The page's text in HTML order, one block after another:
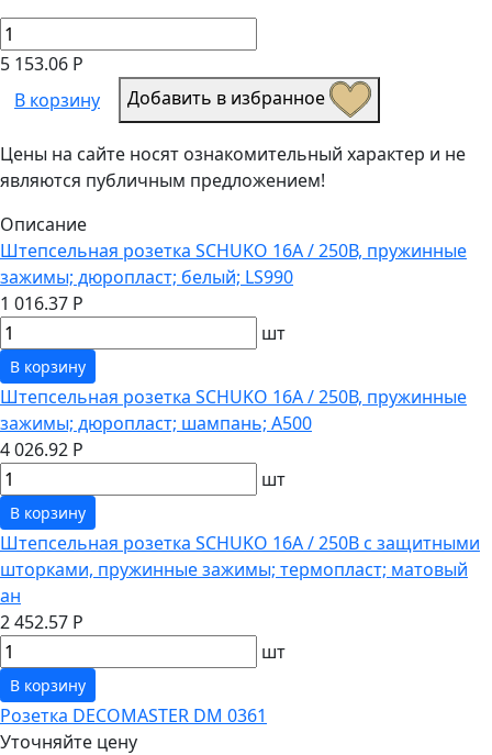
5 153.06 Р
В корзину
Добавить в избранное
Цены на сайте носят ознакомительный характер и не
являются публичным предложением!
Описание
Штепсельная розетка SCHUKO 16А / 250В, пружинные
зажимы; дюропласт; белый; LS990
1 016.37 Р
шт
В корзину
Штепсельная розетка SCHUKO 16А / 250В, пружинные
зажимы; дюропласт; шампань; A500
4 026.92 Р
шт
В корзину
Штепсельная розетка SCHUKO 16А / 250В с защитными
шторками, пружинные зажимы; термопласт; матовый
ан
2 452.57 Р
шт
В корзину
Розетка DECOMASTER DM 0361
Уточняйте цену